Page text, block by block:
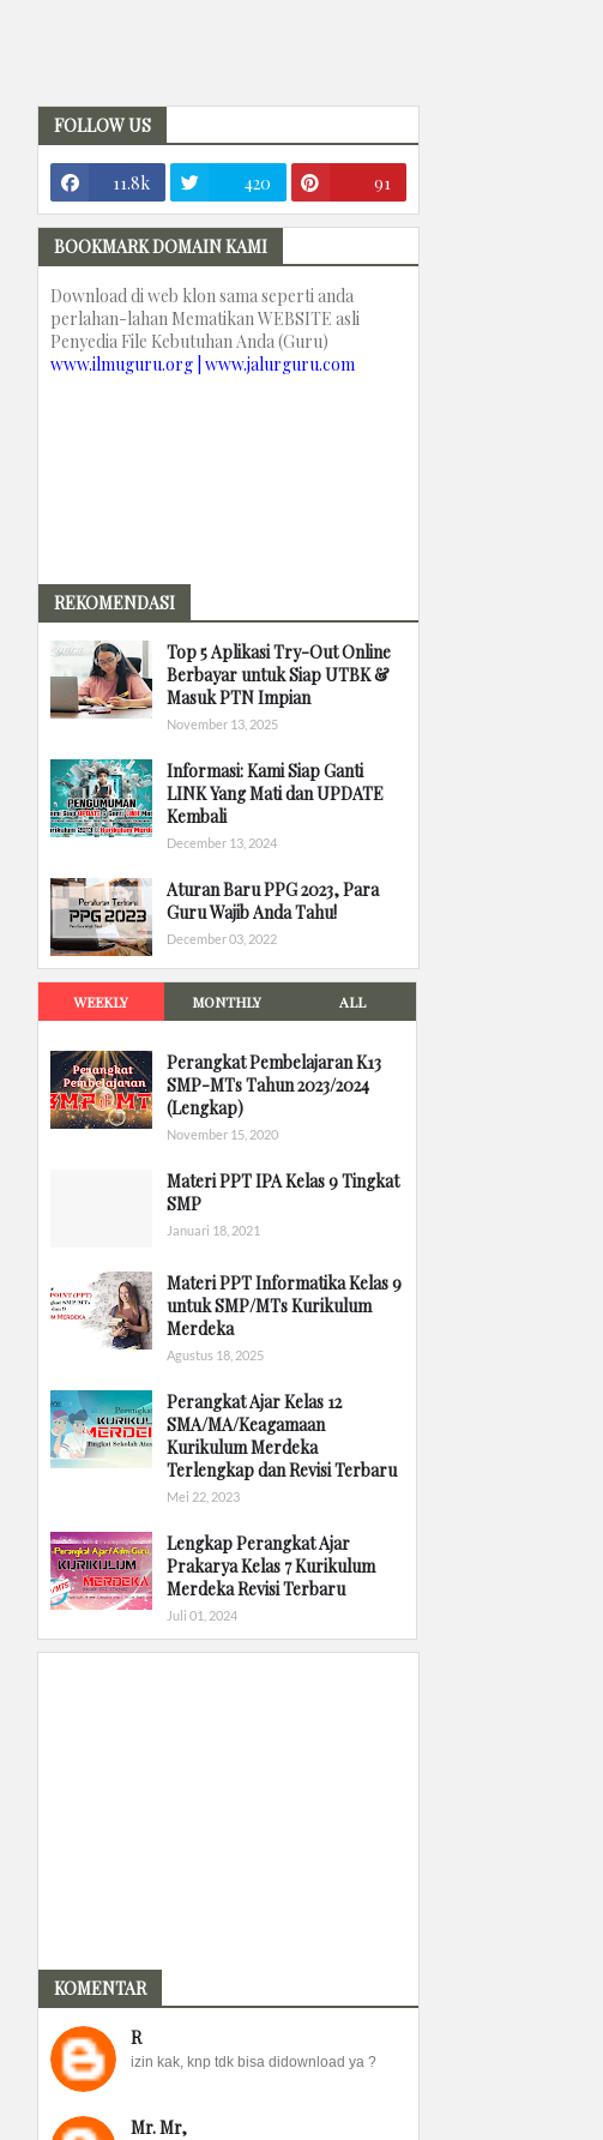
FOLLOW US
11.8k 420 91
BOOKMARK DOMAIN KAMI
Download di web klon sama seperti anda
perlahan-lahan Mematikan WEBSITE asli
Penyedia File Kebutuhan Anda (Guru)
www.ilmuguru.org | www.jalurguru.com
REKOMENDASI
Top 5 Aplikasi Try-Out Online
Berbayar untuk Siap UTBK &
Masuk PTN Impian
November 13, 2025
Informasi: Kami Siap Ganti
LINK Yang Mati dan UPDATE
Kembali
December 13, 2024
Aturan Baru PPG 2023, Para
Guru Wajib Anda Tahu!
December 03, 2022
WEEKLY MONTHLY ALL
Perangkat Pembelajaran K13
SMP-MTs Tahun 2023/2024
(Lengkap)
November 15, 2020
Materi PPT IPA Kelas 9 Tingkat
SMP
Januari 18, 2021
Materi PPT Informatika Kelas 9
untuk SMP/MTs Kurikulum
Merdeka
Agustus 18, 2025
Perangkat Ajar Kelas 12
SMA/MA/Keagamaan
Kurikulum Merdeka
Terlengkap dan Revisi Terbaru
Mei 22, 2023
Lengkap Perangkat Ajar
Prakarya Kelas 7 Kurikulum
Merdeka Revisi Terbaru
Juli 01, 2024
KOMENTAR
R
izin kak, knp tdk bisa didownload ya ?
Mr. Mr,